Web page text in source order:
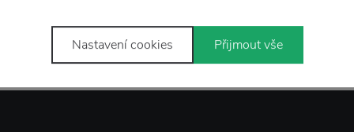
Stojí zapozornost
Nastavení cookies Přijmout vše